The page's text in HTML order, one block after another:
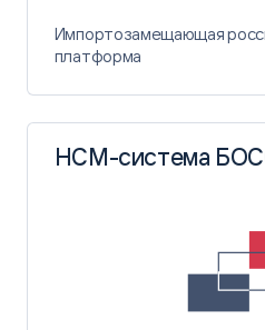
Импортозамещающая
платформа
HCM-система